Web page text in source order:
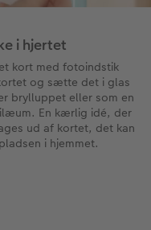
i hjertet
kort med fotoindstik
og sætte det i glas
brylluppet eller som en
En kærlig idé, der
ud af kortet, det kan
i hjemmet.